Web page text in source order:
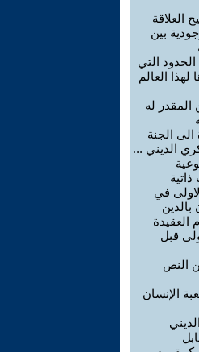
العلاقة
بين
التي
العالم
المقدر له
الى الجنة
الديني ...
في
بالدين
العقيدة
قبل
النص
الإنسان